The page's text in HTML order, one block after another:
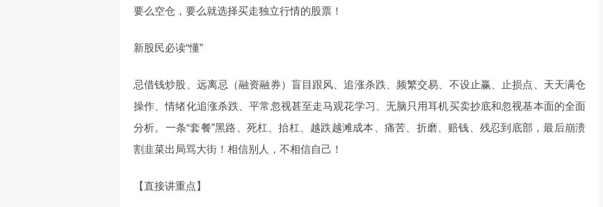
要么空仓，要么就选择买走独立行情的股票！
新股民必读“懂”
忌借钱炒股、远离忌（融资融券）盲目跟风、追涨杀跌、频繁交易、不设止赢、止损点、天天满仓
操作、情绪化追涨杀跌、平常忽视甚至走马观花学习、无脑只用耳机买卖抄底和忽视基本面的全面
分析。一条“套餐”黑路、死杠、抬杠、越跌越滩成本、痛苦、折磨、赔钱、残忍到底部，最后崩溃
割韭菜出局骂大街！相信别人，不相信自己！
【直接讲重点】